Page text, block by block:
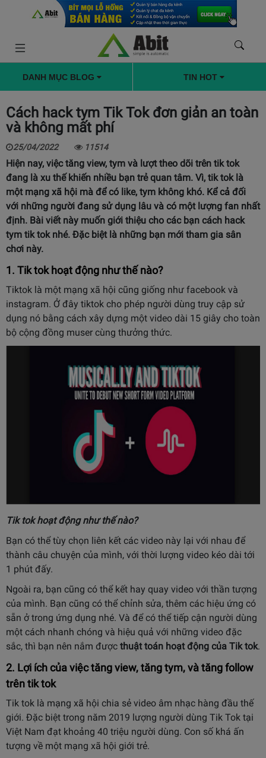
DANH MỤC BLOG TIN HOT
Cách hack tym Tik Tok đơn giản an toàn
và không mất phí
25/04/2022 11514
Hiện nay, việc tăng view, tym và lượt theo dõi trên tik tok
đang là xu thế khiến nhiều bạn trẻ quan tâm. Vì, tik tok là
một mạng xã hội mà để có like, tym không khó. Kể cả đối
với những người đang sử dụng lâu và có một lượng fan nhất
định. Bài viết này muốn giới thiệu cho các bạn cách hack
tym tik tok nhé. Đặc biệt là những bạn mới tham gia sân
chơi này.
1. Tik tok hoạt động như thế nào?
Tiktok là một mạng xã hội cũng giống như facebook và
instagram. Ở đây tiktok cho phép người dùng truy cập sử
dụng nó bằng cách xây dựng một video dài 15 giây cho toàn
bộ cộng đồng muser cùng thưởng thức.
Tik tok hoạt động như thế nào?
Bạn có thể tùy chọn liên kết các video này lại với nhau để
thành câu chuyện của mình, với thời lượng video kéo dài tới
1 phút đấy.
Ngoài ra, bạn cũng có thể kết hay quay video với thần tượng
của mình. Bạn cũng có thể chỉnh sửa, thêm các hiệu ứng có
sẵn ở trong ứng dụng nhé. Và để có thể tiếp cận người dùng
một cách nhanh chóng và hiệu quả với những video đặc
sắc, thì bạn nên nắm được thuật toán hoạt động của Tik tok.
2. Lợi ích của việc tăng view, tăng tym, và tăng follow
trên tik tok
Tik tok là mạng xã hội chia sẻ video âm nhạc hàng đầu thế
giới. Đặc biệt trong năm 2019 lượng người dùng Tik Tok tại
Việt Nam đạt khoảng 40 triệu người dùng. Con số khá ấn
tượng về một mạng xã hội giới trẻ.